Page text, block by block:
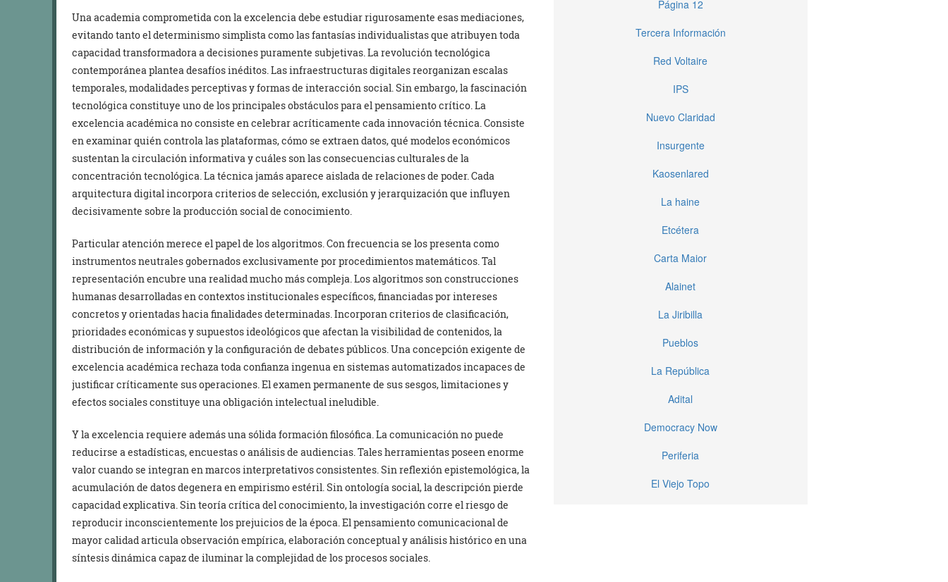
Una academia comprometida con la excelencia debe estudiar rigurosamente esas mediaciones,
evitando tanto el determinismo simplista como las fantasías individualistas que atribuyen toda
capacidad transformadora a decisiones puramente subjetivas. La revolución tecnológica
contemporánea plantea desafíos inéditos. Las infraestructuras digitales reorganizan escalas
temporales, modalidades perceptivas y formas de interacción social. Sin embargo, la fascinación
tecnológica constituye uno de los principales obstáculos para el pensamiento crítico. La
excelencia académica no consiste en celebrar acríticamente cada innovación técnica. Consiste
en examinar quién controla las plataformas, cómo se extraen datos, qué modelos económicos
sustentan la circulación informativa y cuáles son las consecuencias culturales de la
concentración tecnológica. La técnica jamás aparece aislada de relaciones de poder. Cada
arquitectura digital incorpora criterios de selección, exclusión y jerarquización que influyen
decisivamente sobre la producción social de conocimiento.
Particular atención merece el papel de los algoritmos. Con frecuencia se los presenta como
instrumentos neutrales gobernados exclusivamente por procedimientos matemáticos. Tal
representación encubre una realidad mucho más compleja. Los algoritmos son construcciones
humanas desarrolladas en contextos institucionales específicos, financiadas por intereses
concretos y orientadas hacia finalidades determinadas. Incorporan criterios de clasificación,
prioridades económicas y supuestos ideológicos que afectan la visibilidad de contenidos, la
distribución de información y la configuración de debates públicos. Una concepción exigente de
excelencia académica rechaza toda confianza ingenua en sistemas automatizados incapaces de
justificar críticamente sus operaciones. El examen permanente de sus sesgos, limitaciones y
efectos sociales constituye una obligación intelectual ineludible.
Y la excelencia requiere además una sólida formación filosófica. La comunicación no puede
reducirse a estadísticas, encuestas o análisis de audiencias. Tales herramientas poseen enorme
valor cuando se integran en marcos interpretativos consistentes. Sin reflexión epistemológica, la
acumulación de datos degenera en empirismo estéril. Sin ontología social, la descripción pierde
capacidad explicativa. Sin teoría crítica del conocimiento, la investigación corre el riesgo de
reproducir inconscientemente los prejuicios de la época. El pensamiento comunicacional de
mayor calidad articula observación empírica, elaboración conceptual y análisis histórico en una
síntesis dinámica capaz de iluminar la complejidad de los procesos sociales.
Página 12
Tercera Información
Red Voltaire
IPS
Nuevo Claridad
Insurgente
Kaosenlared
La haine
Etcétera
Carta Maior
Alainet
La Jiribilla
Pueblos
La República
Adital
Democracy Now
Periferia
El Viejo Topo